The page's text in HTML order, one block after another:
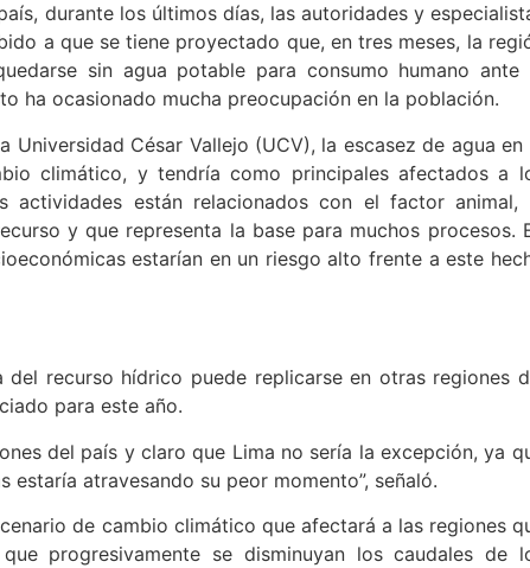
durante los últimos días, las autoridades y
a que se tiene proyectado que, en tres meses, la
sin agua potable para consumo humano ante
ha ocasionado mucha preocupación en la población.
César Vallejo (UCV), la escasez de agua en
climático, y tendría como principales afectados a
están relacionados con el factor animal,
y que representa la base para muchos procesos.
estarían en un riesgo alto frente a este
recurso hídrico puede replicarse en otras regiones
para este año.
del país y claro que Lima no sería la excepción, ya
atravesando su peor momento”, señaló.
de cambio climático que afectará a las regiones
progresivamente se disminuyan los caudales de